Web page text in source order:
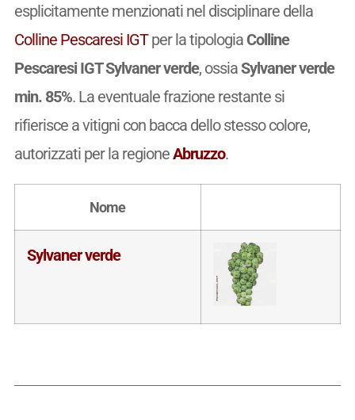
esplicitamente menzionati nel disciplinare della
Colline Pescaresi IGTper la tipologia Colline
Pescaresi IGT Sylvaner verde, ossiaSylvaner verde
min. 85%. La eventuale frazione restante si
rifierisce a vitigni con bacca dello stesso colore,
autorizzati per la regioneAbruzzo.
Nome
Sylvaner verde